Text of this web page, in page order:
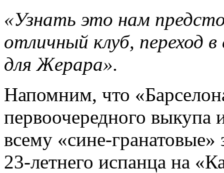
«Узнать это нам
отличный клуб, переход
для Жерара».
Напомним, что
первоочередного выкупа
всему «сине-
23-летнего испанца на